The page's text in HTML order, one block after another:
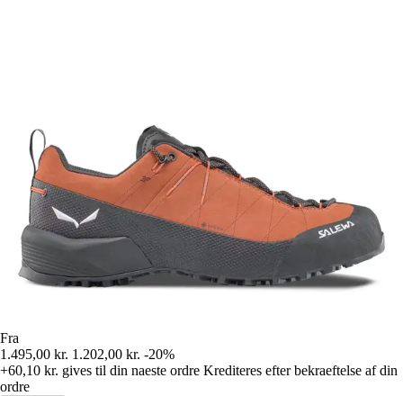
Fra
1.495,00 kr. 1.202,00 kr. -20%
+60,10 kr. gives til din naeste ordre Krediteres efter bekraeftelse af din
ordre